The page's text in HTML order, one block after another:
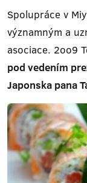
Spolupráce v
významným a
asociace. 2oo9
pod vedením
Japonska pana